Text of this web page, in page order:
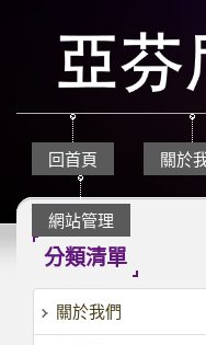
回首頁 關於
網站管理
分類清單
關於我們